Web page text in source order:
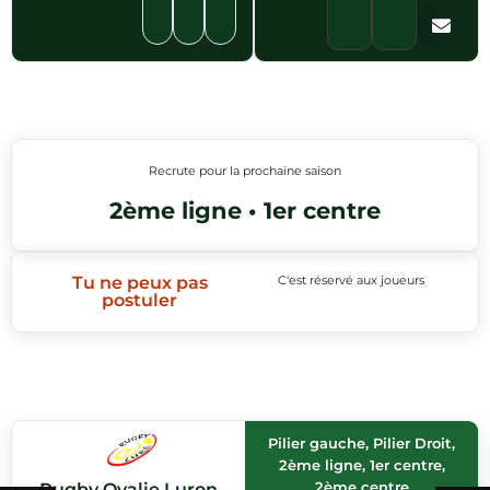
Recrute pour la prochaine saison
2ème ligne • 1er centre
Tu ne peux pas
postuler
C'est réservé aux joueurs
Pilier gauche, Pilier Droit,
2ème ligne, 1er centre,
2ème centre